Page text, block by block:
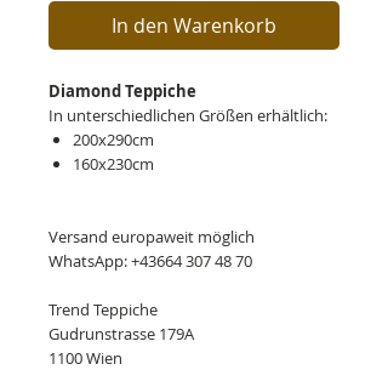
In den Warenkorb
Diamond Teppiche
In unterschiedlichen Größen erhältlich:
200x290cm
160x230cm
Versand europaweit möglich
WhatsApp: +43664 307 48 70
Trend Teppiche
Gudrunstrasse 179A
1100 Wien